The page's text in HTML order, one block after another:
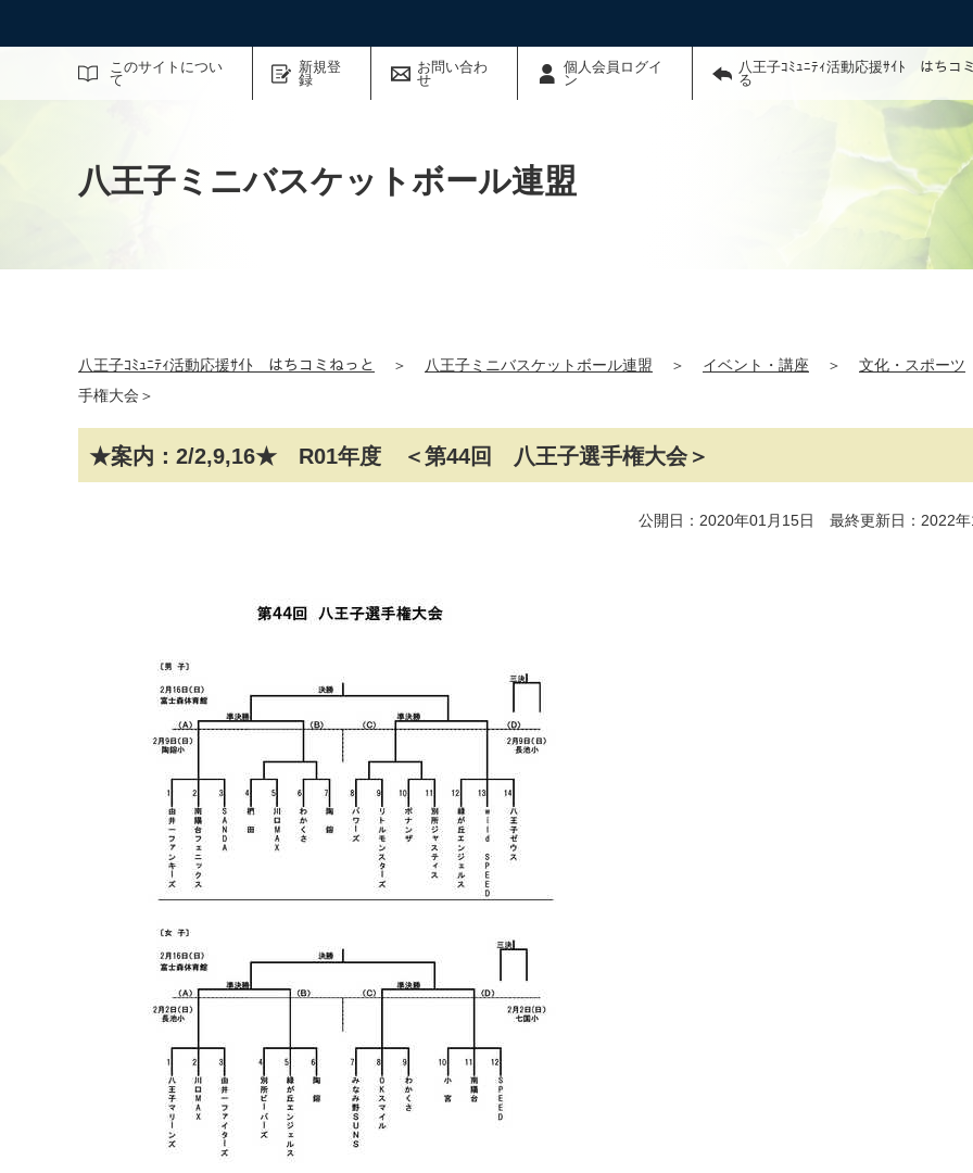
このサイトについ
て
新規登
録
お問い合わ
せ
個人会員ログイ
ン
八王子ｺﾐｭﾆﾃｨ活動応援ｻｲﾄ はちコ
る
サイト内検索
八王子ミニバスケットボール連盟
八王子ｺﾐｭﾆﾃｨ活動応援ｻｲﾄ はちコミねっと ＞ 八王子ミニバスケットボール連盟 ＞ イベント・講座 ＞ 文化・スポーツ
手権大会＞
★案内：2/2,9,16★ R01年度 ＜第44回 八王子選手権大会＞
公開日：2020年01月15日 最終更新日：2022年